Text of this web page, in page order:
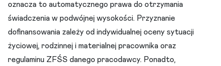
oznacza to automatycznego prawa do otrzymania
świadczenia w podwójnej wysokości. Przyznanie
dofinansowania zależy od indywidualnej oceny sytuacji
życiowej, rodzinnej i materialnej pracownika oraz
regulaminu ZFŚS danego pracodawcy. Ponadto,